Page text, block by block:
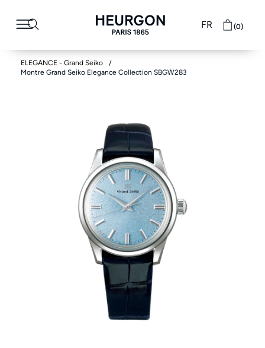
FR (0)
ELEGANCE - Grand Seiko
Montre Grand Seiko Elegance Collection SBGW283